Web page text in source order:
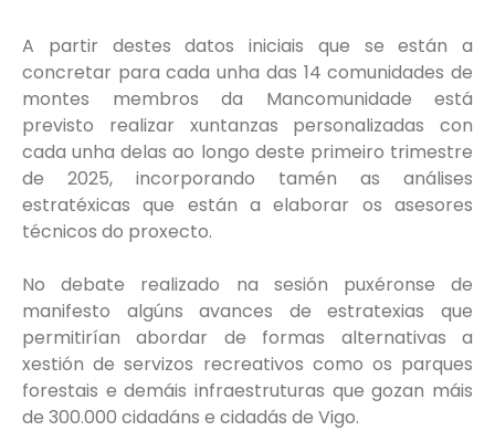
A partir destes datos iniciais que se están a
concretar para cada unha das 14 comunidades de
montes membros da Mancomunidade está
previsto realizar xuntanzas personalizadas con
cada unha delas ao longo deste primeiro trimestre
de 2025, incorporando tamén as análises
estratéxicas que están a elaborar os asesores
técnicos do proxecto.
No debate realizado na sesión puxéronse de
manifesto algúns avances de estratexias que
permitirían abordar de formas alternativas a
xestión de servizos recreativos como os parques
forestais e demáis infraestruturas que gozan máis
de 300.000 cidadáns e cidadás de Vigo.